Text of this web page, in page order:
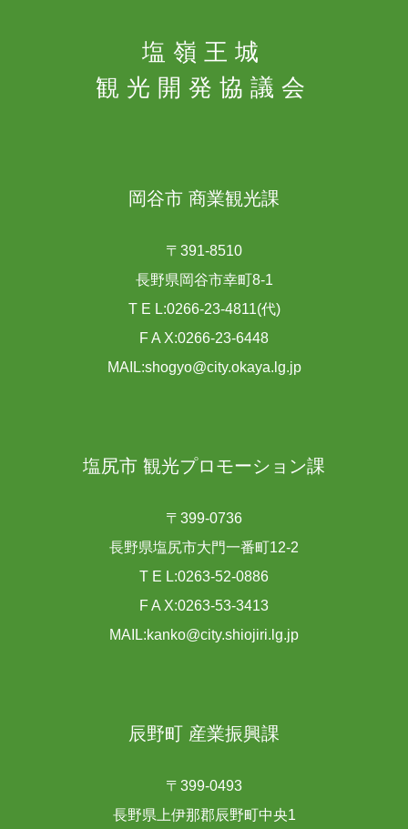
塩嶺王城
観光開発協議会
岡谷市 商業観光課
〒391-8510
長野県岡谷市幸町8-1
T E L:0266-23-4811(代)
F A X:0266-23-6448
MAIL:shogyo@city.okaya.lg.jp
塩尻市 観光プロモーション課
〒399-0736
長野県塩尻市大門一番町12-2
T E L:0263-52-0886
F A X:0263-53-3413
MAIL:kanko@city.shiojiri.lg.jp
辰野町 産業振興課
〒399-0493
長野県上伊那郡辰野町中央1